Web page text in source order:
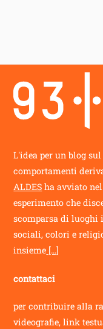
L'idea per un blog
comportamenti
ALDES ha avviato
esperimento che
scomparsa di luoghi
sociali, colori e
insieme [...]
contattaci
per contribuire alla
videografie, link